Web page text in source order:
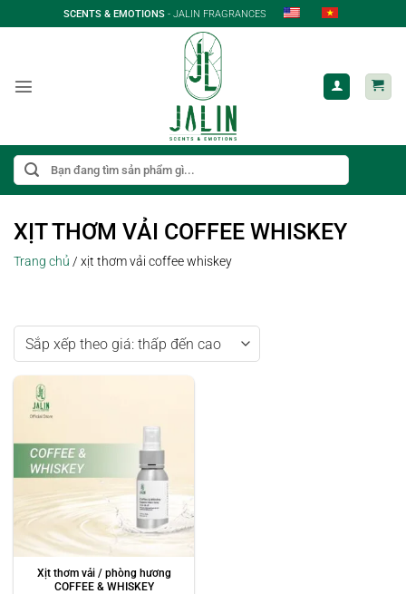
qua
SCENTS & EMOTIONS - JALIN FRAGRANCES
Tìm
kiếm:
XỊT THƠM VẢI COFFEE WHISKEY
Trang chủ / xịt thơm vải coffee whiskey
Xịt thơm vải / phòng hương
COFFEE & WHISKEY